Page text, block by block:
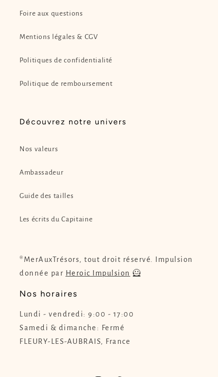
Foire aux questions
Mentions légales & CGV
Politiques de confidentialité
Politique de remboursement
Découvrez notre univers
Nos valeurs
Ambassadeur
Guide des tailles
Les écrits du Capitaine
®MerAuxTrésors, tout droit réservé. Impulsion
donnée par Heroic Impulsion 🦸
Nos horaires
Lundi - vendredi: 9:00 - 17:00
Samedi & dimanche: Fermé
FLEURY-LES-AUBRAIS, France